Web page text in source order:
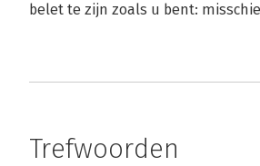
belet te zijn zoals u bent:
Trefwoorden